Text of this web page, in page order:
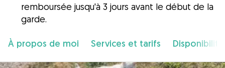
remboursée jusqu'à 3 jours avant le début de la
garde.
À propos de moi Services et tarifs Disponibilité